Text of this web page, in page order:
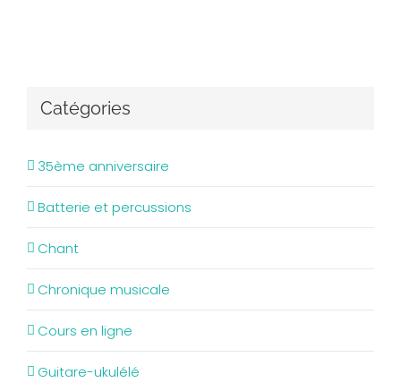
Catégories
35ème anniversaire
Batterie et percussions
Chant
Chronique musicale
Cours en ligne
Guitare-ukulélé